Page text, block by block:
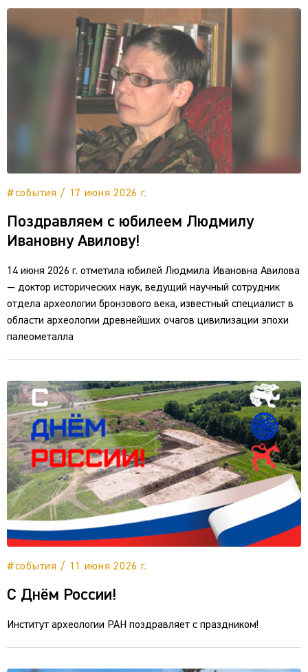
#события / 17 июня 2026 г.
Поздравляем с юбилеем Людмилу
Ивановну Авилову!
14 июня 2026 г. отметила юбилей Людмила Ивановна Авилова
— доктор исторических наук, ведущий научный сотрудник
отдела археологии бронзового века, известный специалист в
области археологии древнейших очагов цивилизации эпохи
палеометалла
#события / 11 июня 2026 г.
С Днём России!
Институт археологии РАН поздравляет с праздником!